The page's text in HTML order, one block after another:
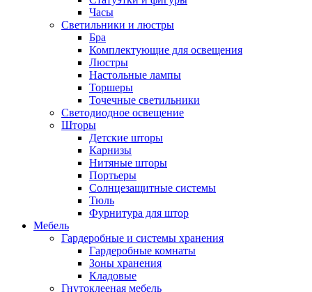
Часы
Светильники и люстры
Бра
Комплектующие для освещения
Люстры
Настольные лампы
Торшеры
Точечные светильники
Светодиодное освещение
Шторы
Детские шторы
Карнизы
Нитяные шторы
Портьеры
Солнцезащитные системы
Тюль
Фурнитура для штор
Мебель
Гардеробные и системы хранения
Гардеробные комнаты
Зоны хранения
Кладовые
Гнутоклееная мебель